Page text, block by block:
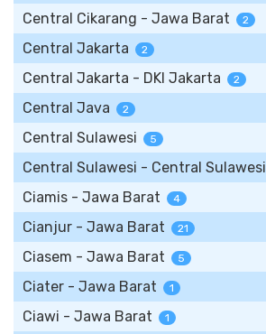
Central Cikarang - Jawa Barat 2
Central Jakarta 2
Central Jakarta - DKI Jakarta 2
Central Java 2
Central Sulawesi 5
Central Sulawesi - Central Sulawesi
Ciamis - Jawa Barat 4
Cianjur - Jawa Barat 21
Ciasem - Jawa Barat 5
Ciater - Jawa Barat 1
Ciawi - Jawa Barat 1